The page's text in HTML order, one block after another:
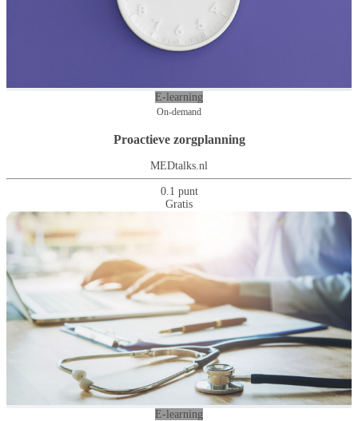
E-learning
On-demand
Proactieve zorgplanning
MEDtalks.nl
0.1 punt
Gratis
E-learning